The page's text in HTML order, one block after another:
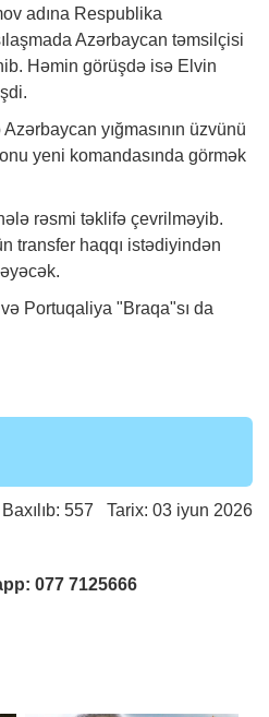
adına Respublika
Azərbaycan təmsilçisi
Həmin görüşdə isə Elvin
yığmasının üzvünü
yeni komandasında görmək
rəsmi təklifə çevrilməyib.
transfer haqqı istədiyindən
Portuqaliya "Braqa"sı da
557 Tarix: 03 iyun 2026
077 7125666